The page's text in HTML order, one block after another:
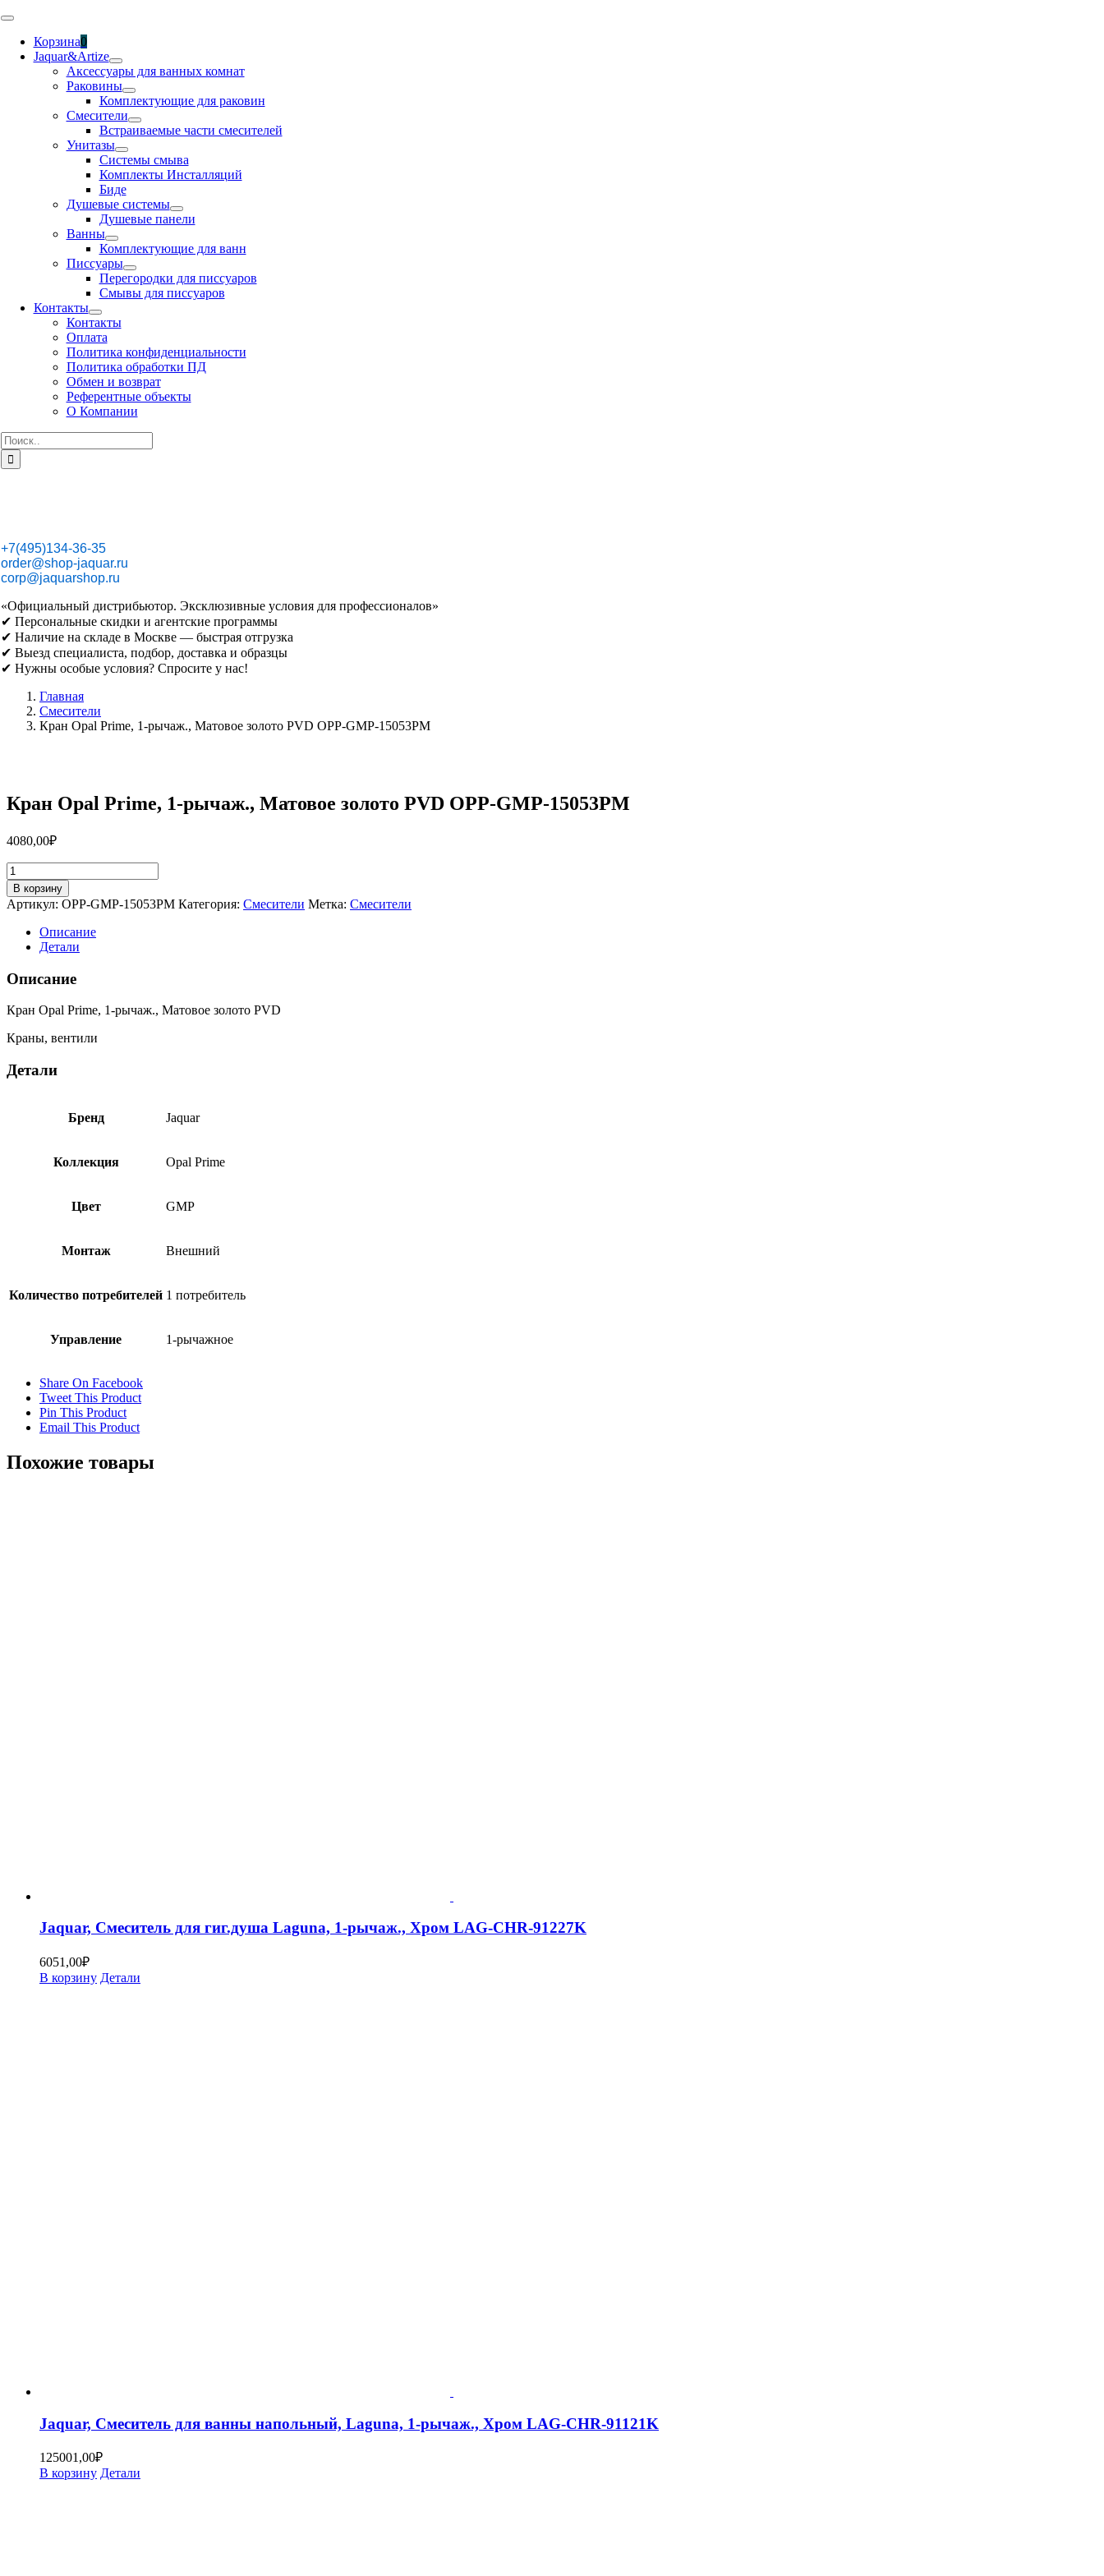
Skip
content
Toggle
NavigationКорзина0
Jaquar&Artize
Аксессуары для ванных комнат
Раковины
Комплектующие для раковин
Смесители
Встраиваемые части смесителей
Унитазы
Системы смыва
Комплекты Инсталляций
Биде
Душевые системы
Душевые панели
Ванны
Комплектующие для ванн
Писсуары
Перегородки для писсуаров
Смывы для писсуаров
Контакты
Контакты
Оплата
Политика конфиденциальности
Политика обработки ПД
Обмен и возврат
Референтные объекты
О Компании
Результат
поиска:
+7(495)134-36-35
order@shop-jaquar.ru
corp@jaquarshop.ru
«Официальный дистрибьютор. Эксклюзивные условия для профессионалов»
✔ Персональные скидки и агентские программы
✔ Наличие на складе в Москве — быстрая отгрузка
✔ Выезд специалиста, подбор, доставка и образцы
✔ Нужны особые условия? Спросите у нас!
Главная
Смесители
Кран Opal Prime, 1-рычаж., Матовое золото PVD OPP-GMP-15053PM
Кран Opal Prime, 1-рычаж., Матовое золото PVD OPP-GMP-15053PM
4080,00₽
Количество
товара
Кран
Opal
Prime,
рычаж.,
Матовое
золото
OPP-
GMP-
15053PM
В корзину
Артикул: OPP-GMP-15053PM Категория: Смесители Метка: Смесители
Описание
Детали
Описание
Кран Opal Prime, 1-рычаж., Матовое золото PVD
Краны, вентили
Детали
Бренд Jaquar
Коллекция Opal Prime
Цвет GMP
Монтаж Внешний
Количество потребителей 1 потребитель
Управление 1-рычажное
Share On Facebook
Tweet This Product
Pin This Product
Email This Product
Похожие товары
Jaquar, Смеситель для гиг.душа Laguna, 1-рычаж., Хром LAG-CHR-91227K
6051,00₽
В корзину Детали
Jaquar, Смеситель для ванны напольный, Laguna, 1-рычаж., Хром LAG-CHR-91121K
125001,00₽
В корзину Детали